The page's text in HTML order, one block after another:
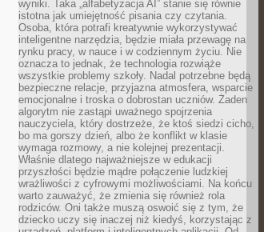
wyniki. Taka „alfabetyzacja AI” stanie się równie
istotna jak umiejętność pisania czy czytania.
Osoba, która potrafi kreatywnie wykorzystywać
inteligentne narzędzia, będzie miała przewagę na
rynku pracy, w nauce i w codziennym życiu. Nie
oznacza to jednak, że technologia rozwiąże
wszystkie problemy szkoły. Nadal potrzebne będą
bezpieczne relacje, przyjazna atmosfera, wsparcie
emocjonalne i troska o dobrostan uczniów. Żaden
algorytm nie zastąpi uważnego spojrzenia
nauczyciela, który dostrzeże, że ktoś siedzi cicho,
bo ma gorszy dzień, albo że konflikt w klasie
wymaga rozmowy, a nie kolejnej prezentacji.
Właśnie dlatego najważniejsze w edukacji
przyszłości będzie mądre połączenie ludzkiej
wrażliwości z cyfrowymi możliwościami. Na końcu
warto zauważyć, że zmienia się również rola
rodziców. Oni także muszą oswoić się z tym, że
dziecko uczy się inaczej niż kiedyś, korzystając z